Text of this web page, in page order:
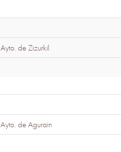
Ayto. de Zizurkil
Ayto. de Agurain